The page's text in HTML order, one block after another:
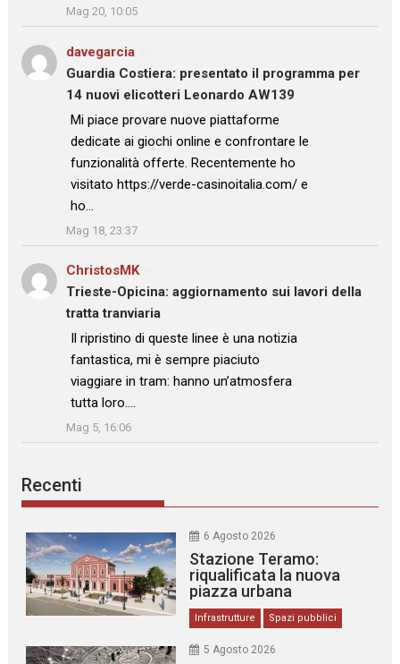
Mag 20, 10:05
davegarcia
Guardia Costiera: presentato il programma per
14 nuovi elicotteri Leonardo AW139
: “
Mi piace provare nuove piattaforme
dedicate ai giochi online e confrontare le
funzionalità offerte. Recentemente ho
visitato https://verde-casinoitalia.com/ e
ho…
”
Mag 18, 23:37
ChristosMKsu
Trieste-Opicina: aggiornamento sui lavori della
tratta tranviaria
: “
Il ripristino di queste linee è una notizia
fantastica, mi è sempre piaciuto
viaggiare in tram: hanno un’atmosfera
tutta loro.…
”
Mag 5, 16:06
Recenti
6 Agosto 2026
Stazione Teramo:
riqualificata la nuova
piazza urbana
Infrastrutture Spazi pubblici
5 Agosto 2026